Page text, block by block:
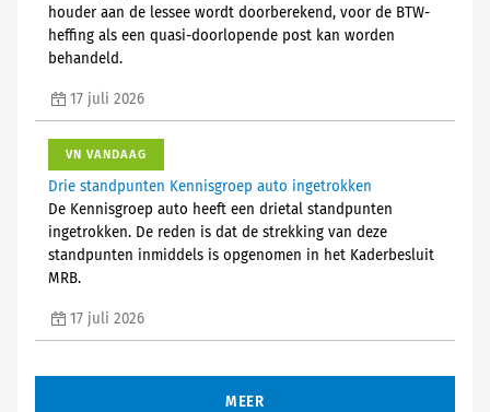
houder aan de lessee wordt doorberekend, voor de BTW-
heffing als een quasi-doorlopende post kan worden
behandeld.
17 juli 2026
VN VANDAAG
Drie standpunten Kennisgroep auto ingetrokken
De Kennisgroep auto heeft een drietal standpunten
ingetrokken. De reden is dat de strekking van deze
standpunten inmiddels is opgenomen in het Kaderbesluit
MRB.
17 juli 2026
MEER